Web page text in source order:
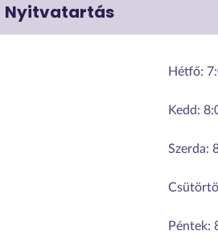
Nyitvatartás
Hétfő:
Kedd:
Szerda:
Péntek: